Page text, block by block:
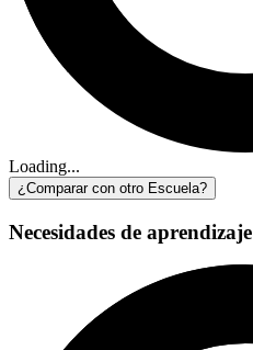
Loading...
¿Comparar con otro Escuela?
Necesidades de aprendizaje